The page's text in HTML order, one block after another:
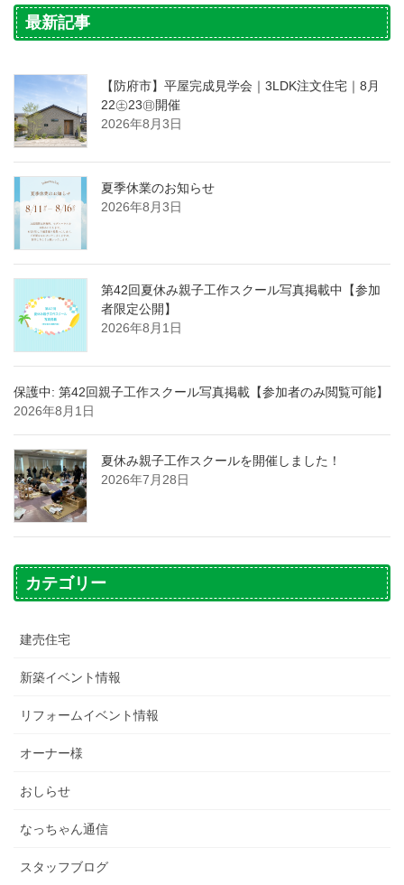
最新記事
【防府市】平屋完成見学会｜3LDK注文住宅｜8月
22㊏23㊐開催
2026年8月3日
夏季休業のお知らせ
2026年8月3日
第42回夏休み親子工作スクール写真掲載中【参加
者限定公開】
2026年8月1日
保護中: 第42回親子工作スクール写真掲載【参加者のみ閲覧可能】
2026年8月1日
夏休み親子工作スクールを開催しました！
2026年7月28日
カテゴリー
建売住宅
新築イベント情報
リフォームイベント情報
オーナー様
おしらせ
なっちゃん通信
スタッフブログ